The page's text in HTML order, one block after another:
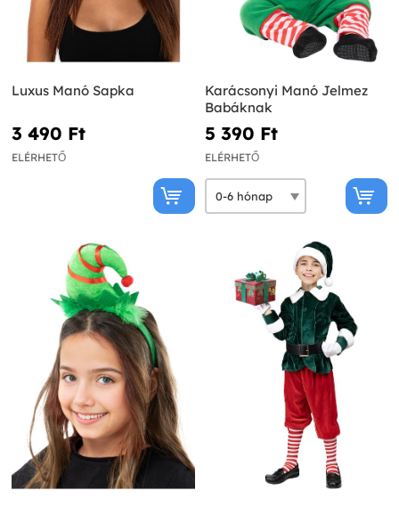
Luxus Manó Sapka
3 490 Ft‎
ELÉRHETŐ
Karácsonyi Manó Jelmez
Babáknak
5 390 Ft‎
ELÉRHETŐ